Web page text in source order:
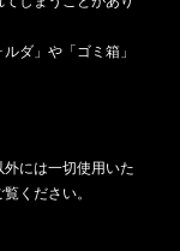
ダ」や「ゴミ箱」
には一切使用いた
ください。